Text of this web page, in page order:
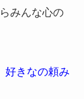
みんな心の
好きなの頼み